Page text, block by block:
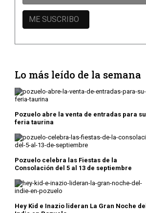
Lo más leído de la semana
Pozuelo abre la venta de entradas para su
feria taurina
Pozuelo celebra las Fiestas de la
Consolación del 5 al 13 de septiembre
Hey Kid e Inazio lideran La Gran Noche del